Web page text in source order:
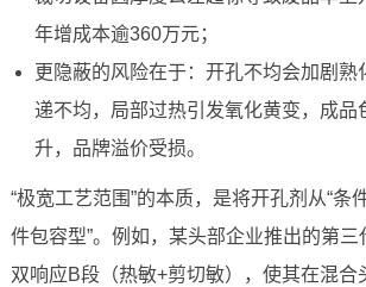
年增成本逾360万元；
更隐蔽的风险在于：开孔不均会加剧熟
递不均，局部过热引发氧化黄变，成品
升，品牌溢价受损。
“极宽工艺范围”的本质，是将开孔剂从“条
件包容型”。例如，某头部企业推出的第三
双响应B段（热敏+剪切敏），使其在混合